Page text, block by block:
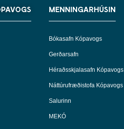
MENNINGARHÚSIN
Bókasafn Kópavogs
Gerðarsafn
Héraðsskjalasafn Kópavogs
Náttúrufræðistofa Kópavogs
Salurinn
MEKÓ